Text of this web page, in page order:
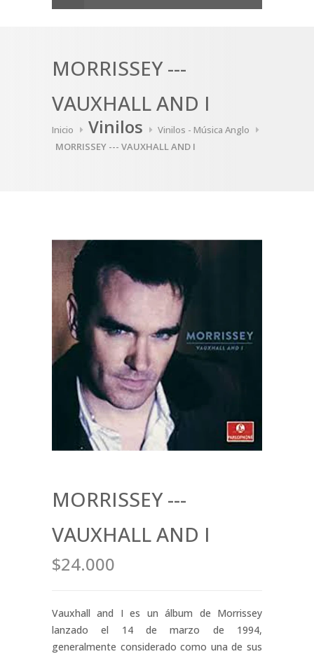
MORRISSEY ---
VAUXHALL AND I
Inicio Vinilos
Vinilos - Música Anglo
MORRISSEY --- VAUXHALL AND I
MORRISSEY ---
VAUXHALL AND I
$24.000
Vauxhall and I es un álbum de Morrissey
lanzado el 14 de marzo de 1994,
generalmente considerado como una de sus